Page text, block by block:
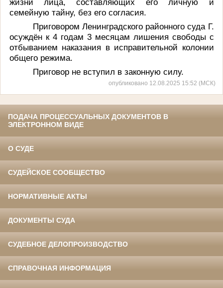
семейную тайну, без его согласия.
Приговором Ленинградского районного суда Г.
осуждён к 4 годам 3 месяцам лишения свободы с
отбыванием наказания в исправительной колонии
общего режима.
Приговор не вступил в законную силу.
опубликовано 12.08.2025 15:52 (МСК)
ПОДАЧА ПРОЦЕССУАЛЬНЫХ ДОКУМЕНТОВ В
ЭЛЕКТРОННОМ ВИДЕ
О СУДЕ
СУДЕЙСКОЕ СООБЩЕСТВО
НОРМАТИВНЫЕ АКТЫ
ДОКУМЕНТЫ СУДА
СУДЕБНОЕ ДЕЛОПРОИЗВОДСТВО
СПРАВОЧНАЯ ИНФОРМАЦИЯ